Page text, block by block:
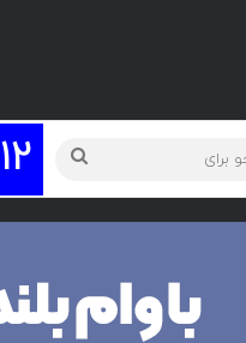
جستجو
برای
12